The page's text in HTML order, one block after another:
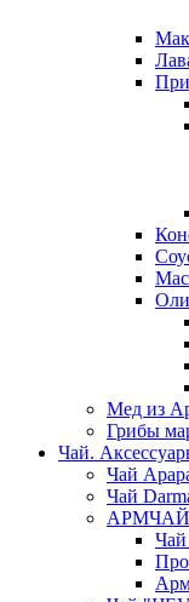
Мед из
Грибы
Чай.
Чай
Чай
АРМЧАЙ
Чай